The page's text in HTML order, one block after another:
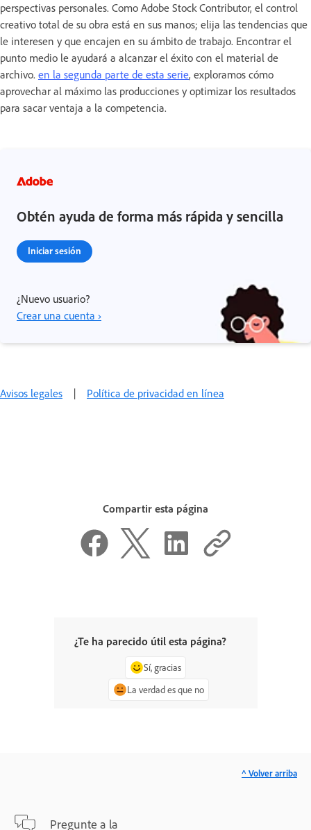
perspectivas personales. Como Adobe Stock Contributor, el control
creativo total de su obra está en sus manos; elija las tendencias que
le interesen y que encajen en su ámbito de trabajo. Encontrar el
punto medio le ayudará a alcanzar el éxito con el material de
archivo. en la segunda parte de esta serie, exploramos cómo
aprovechar al máximo las producciones y optimizar los resultados
para sacar ventaja a la competencia.
Obtén ayuda de forma más rápida y sencilla
Iniciar sesión
¿Nuevo usuario?
Crear una cuenta ›
Avisos legales | Política de privacidad en línea
Compartir esta página
¿Te ha parecido útil esta página?
Sí, gracias
La verdad es que no
Pregunte a la
^ Volver arriba